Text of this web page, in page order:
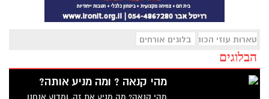
טארות עוזי הכוהן בלוגים אורחים
הבלוגים
מהי קנאה ? ומה מניע אותה?
מהי קנאה? מה מניע את זה, ומדוע אנחנו